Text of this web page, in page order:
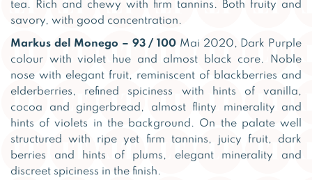
tea. Rich and chewy with firm tannins. Both fruity and
savory, with good concentration.
Markus del Monego – 93 / 100 Mai 2020, Dark Purple
colour with violet hue and almost black core. Noble
nose with elegant fruit, reminiscent of blackberries and
elderberries, refined spiciness with hints of vanilla,
cocoa and gingerbread, almost flinty minerality and
hints of violets in the background. On the palate well
structured with ripe yet firm tannins, juicy fruit, dark
berries and hints of plums, elegant minerality and
discreet spiciness in the finish.